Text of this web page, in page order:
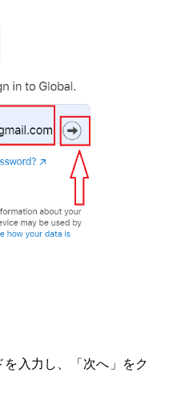
入力し、「次へ」をク